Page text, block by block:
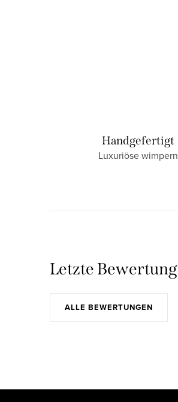
Handgefertigt
Luxuriöse wimpern
Letzte Bewertung
ALLE BEWERTUNGEN